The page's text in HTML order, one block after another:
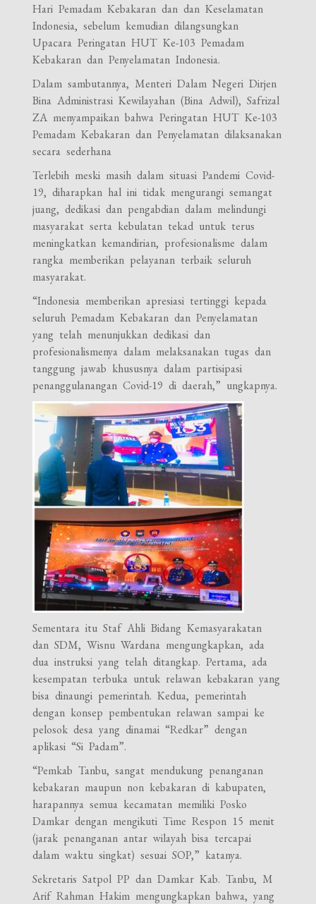
Hari Pemadam Kebakaran dan dan Keselamatan
Indonesia, sebelum kemudian dilangsungkan
Upacara Peringatan HUT Ke-103 Pemadam
Kebakaran dan Penyelamatan Indonesia.
Dalam sambutannya, Menteri Dalam Negeri Dirjen
Bina Administrasi Kewilayahan (Bina Adwil), Safrizal
ZA menyampaikan bahwa Peringatan HUT Ke-103
Pemadam Kebakaran dan Penyelamatan dilaksanakan
secara sederhana
Terlebih meski masih dalam situasi Pandemi Covid-
19, diharapkan hal ini tidak mengurangi semangat
juang, dedikasi dan pengabdian dalam melindungi
masyarakat serta kebulatan tekad untuk terus
meningkatkan kemandirian, profesionalisme dalam
rangka memberikan pelayanan terbaik seluruh
masyarakat.
“Indonesia memberikan apresiasi tertinggi kepada
seluruh Pemadam Kebakaran dan Penyelamatan
yang telah menunjukkan dedikasi dan
profesionalismenya dalam melaksanakan tugas dan
tanggung jawab khususnya dalam partisipasi
penanggulanangan Covid-19 di daerah,” ungkapnya.
Sementara itu Staf Ahli Bidang Kemasyarakatan
dan SDM, Wisnu Wardana mengungkapkan, ada
dua instruksi yang telah ditangkap. Pertama, ada
kesempatan terbuka untuk relawan kebakaran yang
bisa dinaungi pemerintah. Kedua, pemerintah
dengan konsep pembentukan relawan sampai ke
pelosok desa yang dinamai “Redkar” dengan
aplikasi “Si Padam”.
“Pemkab Tanbu, sangat mendukung penanganan
kebakaran maupun non kebakaran di kabupaten,
harapannya semua kecamatan memiliki Posko
Damkar dengan mengikuti Time Respon 15 menit
(jarak penanganan antar wilayah bisa tercapai
dalam waktu singkat) sesuai SOP,” katanya.
Sekretaris Satpol PP dan Damkar Kab. Tanbu, M
Arif Rahman Hakim mengungkapkan bahwa, yang